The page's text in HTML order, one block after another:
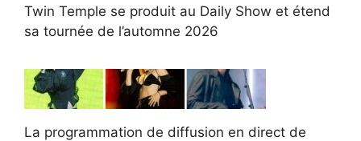
Twin Temple se produit au Daily Show et étend
sa tournée de l’automne 2026
La programmation de diffusion en direct de